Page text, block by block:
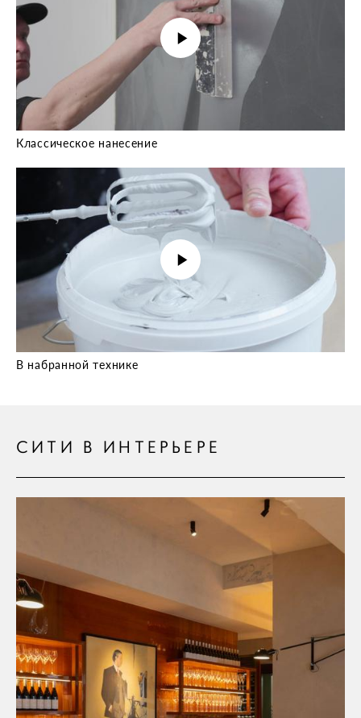
Классическое нанесение
В набранной технике
СИТИ В ИНТЕРЬЕРЕ